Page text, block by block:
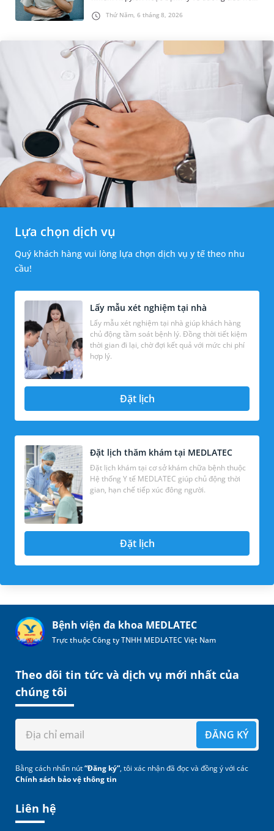
Thứ Năm, 6 tháng 8, 2026
khác. Dựa theo nguyên nhân cụ thể, bác sĩ sẽ
cân nhắc chỉ định p...
Lựa chọn dịch vụ
Quý khách hàng vui lòng lựa chọn dịch vụ y tế theo nhu
cầu!
Lấy mẫu xét nghiệm tại nhà
Lấy mẫu xét nghiệm tại nhà giúp khách hàng
chủ động tầm soát bệnh lý. Đồng thời tiết kiệm
thời gian đi lại, chờ đợi kết quả với mức chi phí
hợp lý.
Đặt lịch
Đặt lịch thăm khám tại MEDLATEC
Đặt lịch khám tại cơ sở khám chữa bệnh thuộc
Hệ thống Y tế MEDLATEC giúp chủ động thời
gian, hạn chế tiếp xúc đông người.
Đặt lịch
Bệnh viện đa khoa MEDLATEC
Trực thuộc Công ty TNHH MEDLATEC Việt Nam
Liên hệ
Theo dõi tin tức và dịch vụ mới nhất của
chúng tôi
ĐĂNG KÝ
Bằng cách nhấn nút“Đăng ký”, tôi xác nhận đã đọc và đồng ý với các
Chính sách bảo vệ thông tin